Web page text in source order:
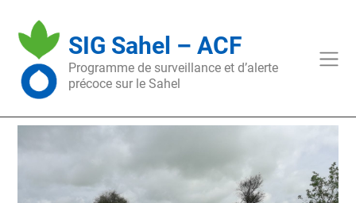
content
SIG Sahel – ACF
Programme de surveillance et d’alerte
précoce sur le Sahel